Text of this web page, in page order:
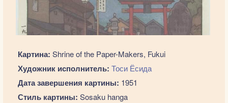
Картина: Shrine of the Paper-Makers, Fukui
Художник исполнитель: Тоси Ёсида
Дата завершения картины: 1951
Стиль картины: Sosaku hanga